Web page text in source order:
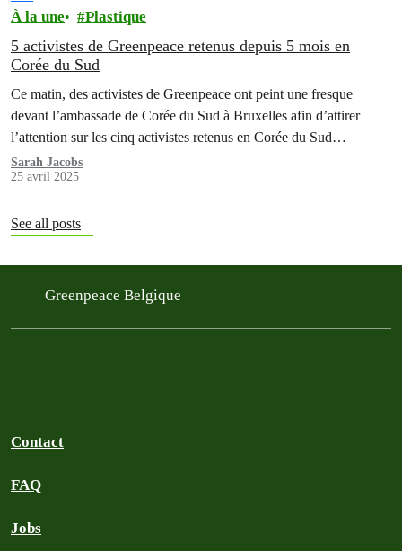
À la une Plastique
5 activistes de Greenpeace retenus depuis 5 mois en
Corée du Sud
Ce matin, des activistes de Greenpeace ont peint une fresque
devant l’ambassade de Corée du Sud à Bruxelles afin d’attirer
l’attention sur les cinq activistes retenus en Corée du Sud…
Sarah Jacobs
25 avril 2025
See all posts
Greenpeace Belgique
Contact
FAQ
Jobs